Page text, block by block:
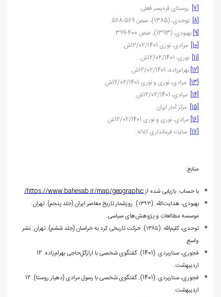
[7] روستای قره‌یسر فعلی.
[8] توحدی، (1385)، صص 569-568.
[9] بهبودی، (1393)، صص 400-399.
[10] مرادی، نوری 12/02/1401ش.
[11] نوری، 12/02/1401ش.
[12] بهرام‌زاده، 12/02/1401ش.
[13] مرادی، نوری و نوری 12/02/1401ش.
[14] مرادی، 12/02/1401ش.
[15] مرکز آمار ایران
[16] مرادی، نوری و نوری 12/02/1401ش.
[17] سایت فرمانداری کلاله.
منابع:
با حساب. بازیابی شده ازhttps://www.bahesab.ir/map/geographic/
بهبودی، هدایت‌الله.‌ (۱۳۹۳). روزشمار تاریخ معاصر ایران (جلد پنجم). تهران:
موسسه مطالعات و پژوهش‌های سیاسی.
توحدی، کلیم‌الله.‌ (۱۳۸۵). حرکت تاریخی کرد به خراسان (جلد ششم). تهران: نشر
واسع.
فجوری، ستاربردی. (1401). گفتگوی شخصی با ارازگل‌حاجی بهرام‌زاده. 12
اردیبهشت.
فجوری، ستاربردی. (1401). گفتگوی شخصی با رسول مرادی (دهیار روستا). 12
اردیبهشت.